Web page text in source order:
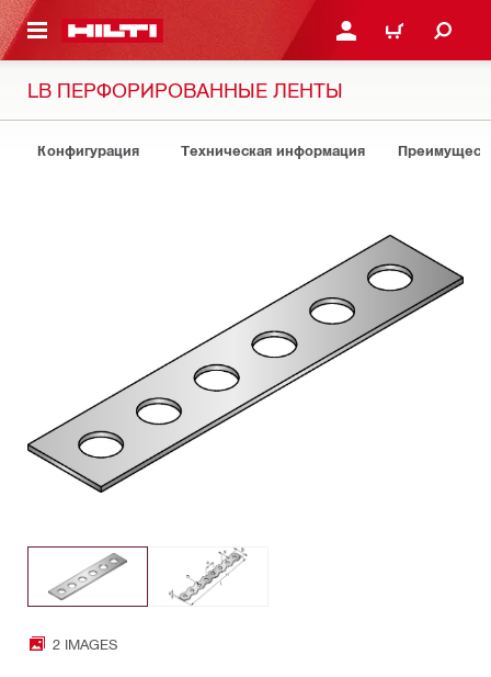
КОНТЕНТУ ВОЙДИТЕ В СВОЮ
КОРЗИНА
LB ПЕРФОРИРОВАННЫЕ ЛЕНТЫ
Конфигурация Техническая информация
2 IMAGES